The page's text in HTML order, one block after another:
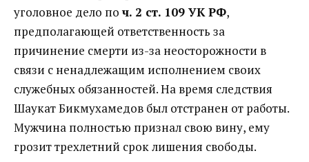
уголовное дело по ч. 2 ст. 109 УК РФ,
предполагающей ответственность за
причинение смерти из-за неосторожности в
связи с ненадлежащим исполнением своих
служебных обязанностей. На время следствия
Шаукат Бикмухамедов был отстранен от работы.
Мужчина полностью признал свою вину, ему
грозит трехлетний срок лишения свободы.